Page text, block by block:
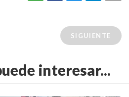
SIGUIENTE
interesar...